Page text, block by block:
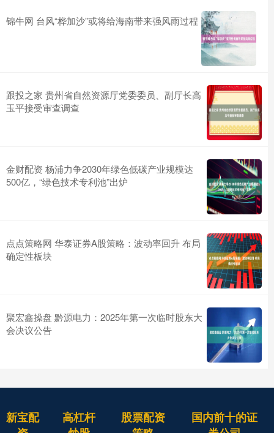
锦牛网 台风“桦加沙”或将给海南带来强风雨过程
跟投之家 贵州省自然资源厅党委委员、副厅长高
玉平接受审查调查
金财配资 杨浦力争2030年绿色低碳产业规模达
500亿，“绿色技术专利池”出炉
点点策略网 华泰证券A股策略：波动率回升 布局
确定性板块
聚宏鑫操盘 黔源电力：2025年第一次临时股东大
会决议公告
新宝配
高杠杆
股票配资
国内前十的证